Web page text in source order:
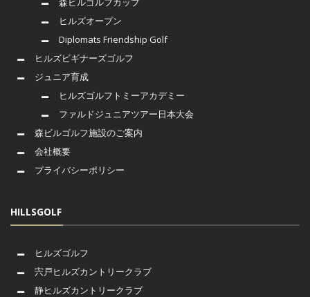
ヒルズオープン
Diplomats Friendship Golf
ヒルズビギナーズゴルフ
ジュニア育成
ヒルズゴルフトミーアカデミー
ファルドジュニアツアー日本大会
森ビルゴルフ施設のご案内
会社概要
プライバシーポリシー
HILLSGOLF
ヒルズゴルフ
宍戸ヒルズカントリークラブ
静ヒルズカントリークラブ